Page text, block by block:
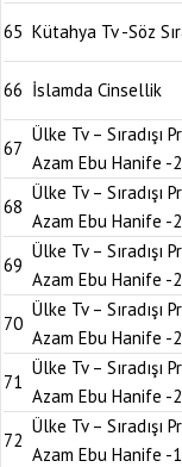
65 Kütahya Tv -Söz
66 İslamda Cinsellik
67
Ülke Tv – Sıradışı
Azam Ebu Hanife -
68
Ülke Tv – Sıradışı
Azam Ebu Hanife -
69
Ülke Tv – Sıradışı
Azam Ebu Hanife -
70
Ülke Tv – Sıradışı
Azam Ebu Hanife -
71
Ülke Tv – Sıradışı
Azam Ebu Hanife -
72
Ülke Tv – Sıradışı
Azam Ebu Hanife -